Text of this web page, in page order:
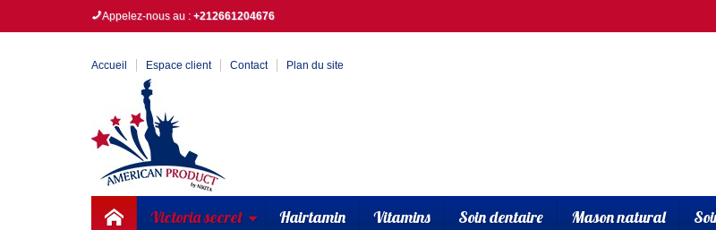
Appelez-nous au : +212661204676
Accueil Espace client Contact Plan du site
Victoria secret Hairtamin Vitamins Soin dentaire Mason natural